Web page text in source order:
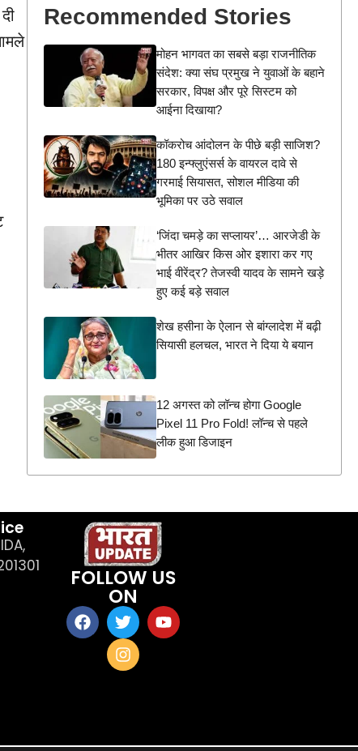
Recommended Stories
मोहन भागवत का सबसे बड़ा राजनीतिक
संदेश: क्या संघ प्रमुख ने युवाओं के बहाने
सरकार, विपक्ष और पूरे सिस्टम को
आईना दिखाया?
कॉकरोच आंदोलन के पीछे बड़ी साजिश?
180 इन्फ्लुएंसर्स के वायरल दावे से
गरमाई सियासत, सोशल मीडिया की
भूमिका पर उठे सवाल
‘जिंदा चमड़े का सप्लायर’… आरजेडी के
भीतर आखिर किस ओर इशारा कर गए
भाई वीरेंद्र? तेजस्वी यादव के सामने खड़े
हुए कई बड़े सवाल
शेख हसीना के ऐलान से बांग्लादेश में बढ़ी
सियासी हलचल, भारत ने दिया ये बयान
12 अगस्त को लॉन्च होगा Google
Pixel 11 Pro Fold! लॉन्च से पहले
लीक हुआ डिजाइन
FOLLOW US
ON